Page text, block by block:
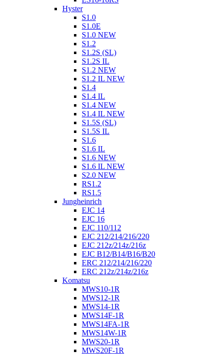
Hyster
S1.0
S1.0E
S1.0 NEW
S1.2
S1.2S (SL)
S1.2S IL
S1.2 NEW
S1.2 IL NEW
S1.4
S1.4 IL
S1.4 NEW
S1.4 IL NEW
S1.5S (SL)
S1.5S IL
S1.6
S1.6 IL
S1.6 NEW
S1.6 IL NEW
S2.0 NEW
RS1.2
RS1.5
Jungheinrich
EJC 14
EJC 16
EJC 110/112
EJC 212/214/216/220
EJC 212z/214z/216z
EJC B12/B14/B16/B20
ERC 212/214/216/220
ERC 212z/214z/216z
Komatsu
MWS10-1R
MWS12-1R
MWS14-1R
MWS14F-1R
MWS14FA-1R
MWS14W-1R
MWS20-1R
MWS20F-1R